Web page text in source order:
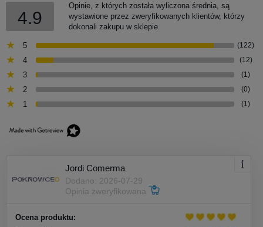
4.9
Opinie, z których została wyliczona średnia, są
wystawione przez zweryfikowanych klientów, którzy
dokonali zakupu w sklepie.
5 (122)
4 (12)
3 (1)
2 (0)
1 (1)
Jordi Comerma
Dodano: 2026-07-29
Opinia zweryfikowana
Ocena produktu: